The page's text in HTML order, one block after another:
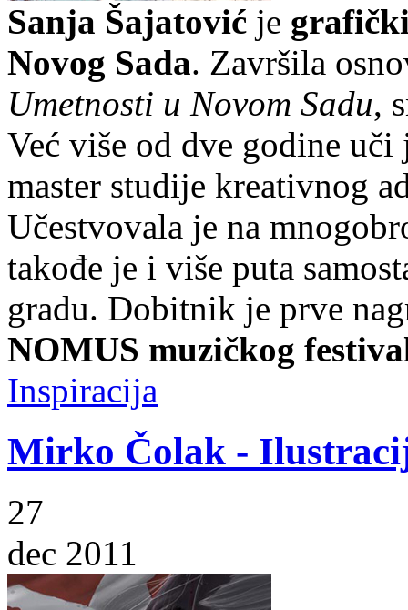
Sanja Šajatović je
Novog Sada. Završila
Umetnosti u Novom Sadu,
Već više od dve godine
master studije kreativnog
Učestvovala je na
takođe je i više puta
gradu. Dobitnik je prve
NOMUS muzičkog
Inspiracija
Mirko Čolak -
27
dec 2011